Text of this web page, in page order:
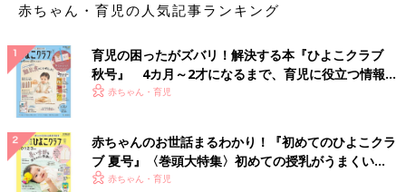
赤ちゃん・育児の人気記事ランキング
育児の困ったがズバリ！解決する本『ひよこクラブ
秋号』 4カ月～2才になるまで、育児に役立つ情報が
いっぱい！
赤ちゃん・育児
赤ちゃんのお世話まるわかり！『初めてのひよこクラ
ブ 夏号』〈巻頭大特集〉初めての授乳がうまくい
く！ おっぱい・ミルクの基本と夏のトラブル 解決テ
赤ちゃん・育児